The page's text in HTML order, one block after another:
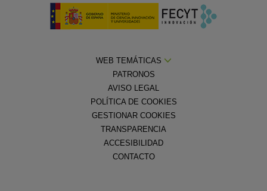
WEB TEMÁTICAS
PATRONOS
AVISO LEGAL
POLÍTICA DE COOKIES
GESTIONAR COOKIES
TRANSPARENCIA
ACCESIBILIDAD
CONTACTO